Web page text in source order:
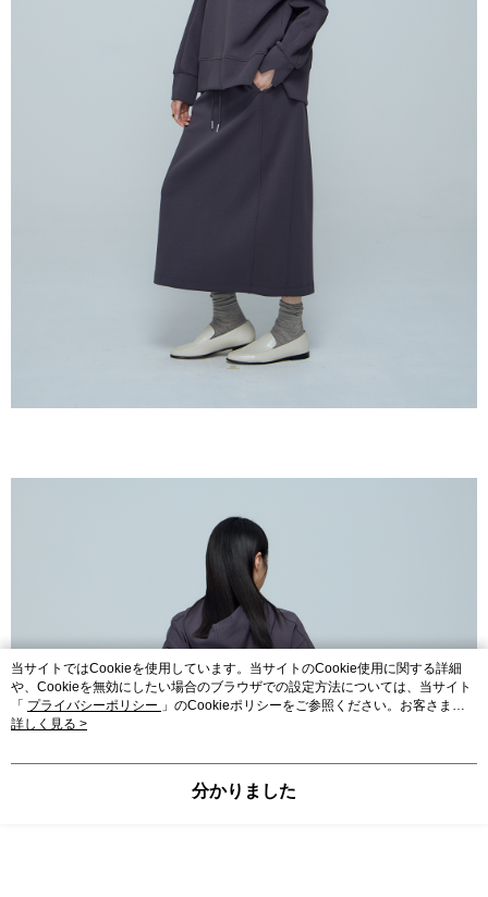
当サイトではCookieを使用しています。当サイトのCookie使用に関する詳細
や、Cookieを無効にしたい場合のブラウザでの設定方法については、当サイト
「 プライバシーポリシー 」のCookieポリシーをご参照ください。お客さま
が、当サイトを引き続き使用される場合、当社がサイト利用規約のCookieポリ
詳しく見る >
分かりました